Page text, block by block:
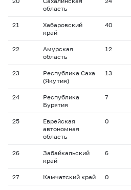
область
21
Хабаровский
край
40
22
Амурская
область
12
23
Республика Саха
(Якутия)
13
24
Республика
Бурятия
7
25
Еврейская
автономная
область
0
26
Забайкальский
край
6
27 Камчатский край 0